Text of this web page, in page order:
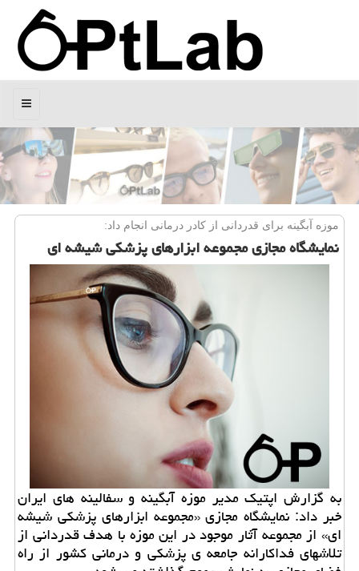
منو
موزه آبگینه برای قدردانی از كادر درمانی انجام داد:
نمایشگاه مجازی مجموعه ابزارهای پزشكی شیشه ای
به گزارش اپتیك مدیر موزه آبگینه و سفالینه های ایران
خبر داد: نمایشگاه مجازی «مجموعه ابزارهای پزشكی شیشه
ای» از مجموعه آثار موجود در این موزه با هدف قدردانی از
تلاشهای فداكارانه جامعه ی پزشكی و درمانی كشور از راه